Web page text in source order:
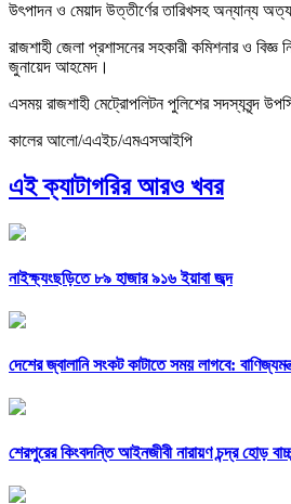
উৎপাদন ও মেয়াদ উত্তীর্ণের তারিখসহ অন্যান্য
রাজশাহী জেলা প্রশাসনের সহকারী কমিশনার ও
জুনায়েদ আহমেদ।
এসময় রাজশাহী মেট্রোপলিটন পুলিশের সদস্যবৃন্দ
কালের আলো/এএইচ/এমএসআইপি
এই ক্যাটাগরির আরও খবর
নাইক্ষ্যংছড়িতে ৮৯ হাজার ৯১৬ ইয়াবা জব্দ
দেশের জ্বালানি সংকট কাটাতে সময় লাগবে:
শেরপুরের কিংবদন্তি আইনজীবী নারায়ণ চন্দ্র হোড়